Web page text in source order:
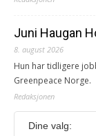
Juni Haugan
8. august 2026
Hun har tidligere
Greenpeace Norge.
Redaksjonen
Journalist fra
Dine valg: